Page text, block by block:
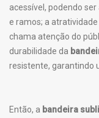
acessível, podendo
e ramos; a atratividade
chama atenção do
durabilidade da
resistente, garantindo
Então, a bandeira